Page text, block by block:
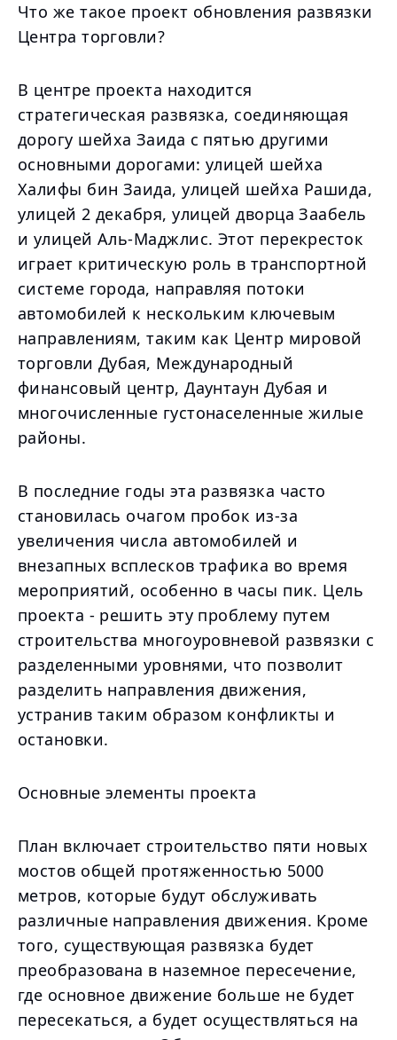
Что же такое проект обновления развязки
Центра торговли?
В центре проекта находится
стратегическая развязка, соединяющая
дорогу шейха Заида с пятью другими
основными дорогами: улицей шейха
Халифы бин Заида, улицей шейха Рашида,
улицей 2 декабря, улицей дворца Заабель
и улицей Аль-Маджлис. Этот перекресток
играет критическую роль в транспортной
системе города, направляя потоки
автомобилей к нескольким ключевым
направлениям, таким как Центр мировой
торговли Дубая, Международный
финансовый центр, Даунтаун Дубая и
многочисленные густонаселенные жилые
районы.
В последние годы эта развязка часто
становилась очагом пробок из-за
увеличения числа автомобилей и
внезапных всплесков трафика во время
мероприятий, особенно в часы пик. Цель
проекта - решить эту проблему путем
строительства многоуровневой развязки с
разделенными уровнями, что позволит
разделить направления движения,
устранив таким образом конфликты и
остановки.
Основные элементы проекта
План включает строительство пяти новых
мостов общей протяженностью 5000
метров, которые будут обслуживать
различные направления движения. Кроме
того, существующая развязка будет
преобразована в наземное пересечение,
где основное движение больше не будет
пересекаться, а будет осуществляться на